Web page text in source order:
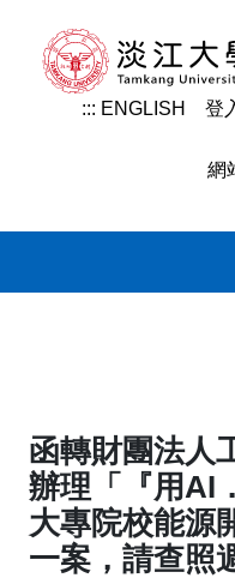
::: ENGLISH 登
網
函轉財團法人
辦理「『用AI
大專院校能源
一案，請查照